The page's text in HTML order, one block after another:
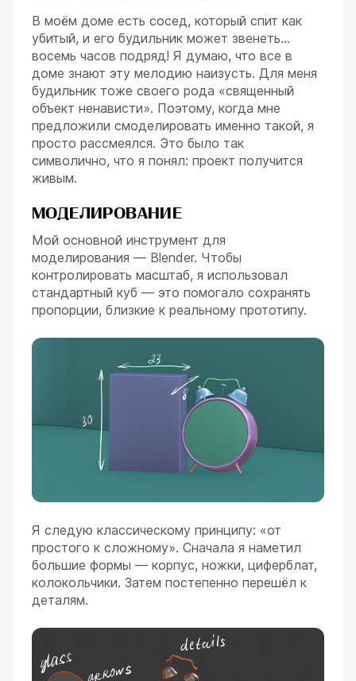
В моём доме есть сосед, который спит как
убитый, и его будильник может звенеть...
восемь часов подряд! Я думаю, что все в
доме знают эту мелодию наизусть. Для меня
будильник тоже своего рода «священный
объект ненависти». Поэтому, когда мне
предложили смоделировать именно такой, я
просто рассмеялся. Это было так
символично, что я понял: проект получится
живым.
МОДЕЛИРОВАНИЕ
Мой основной инструмент для
моделирования — Blender. Чтобы
контролировать масштаб, я использовал
стандартный куб — это помогало сохранять
пропорции, близкие к реальному прототипу.
Я следую классическому принципу: «от
простого к сложному». Сначала я наметил
большие формы — корпус, ножки, циферблат,
колокольчики. Затем постепенно перешёл к
деталям.